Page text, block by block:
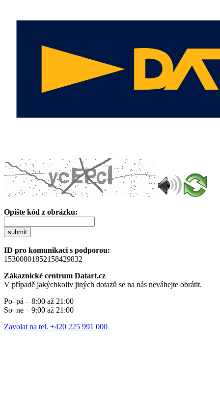
Opište kód z obrázku:
submit
ID pro komunikaci s podporou:
15300801852158429832
Zákaznické centrum Datart.cz
V případě jakýchkoliv jiných dotazů se na nás neváhejte obrátit.
Po–pá – 8:00 až 21:00
So–ne – 9:00 až 21:00
Zavolat na tel. +420 225 991 000